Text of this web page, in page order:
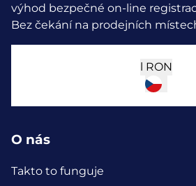
výhod bezpečné on-line
Bez čekání na prodejních
l RON
O nás
Takto to funguje